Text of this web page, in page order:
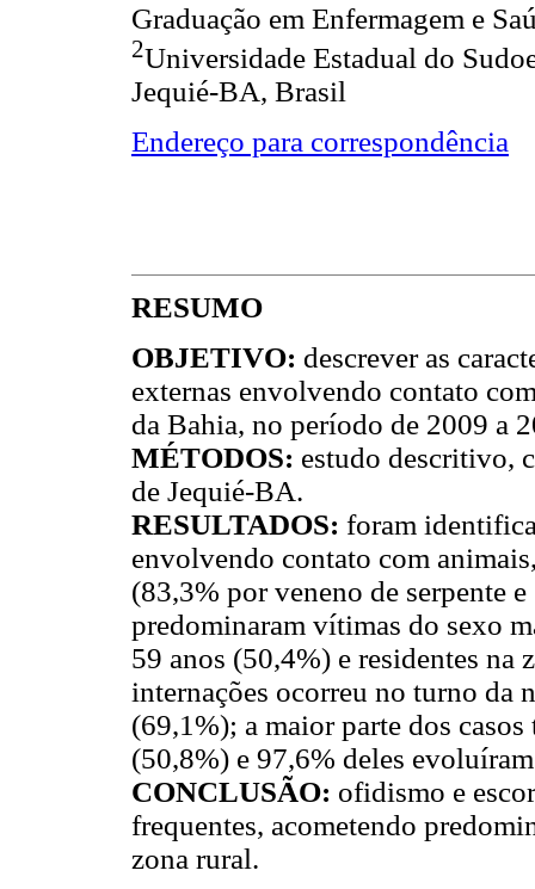
Graduação em Enfermagem e
2Universidade Estadual do
Jequié-BA, Brasil
Endereço para correspondência
RESUMO
OBJETIVO: descrever as
externas envolvendo contato
da Bahia, no período de 2009 a
MÉTODOS: estudo descritivo,
de Jequié-BA.
RESULTADOS: foram
envolvendo contato com
(83,3% por veneno de serpente
predominaram vítimas do sexo
59 anos (50,4%) e residentes na
internações ocorreu no turno da
(69,1%); a maior parte dos
(50,8%) e 97,6% deles
CONCLUSÃO: ofidismo e
frequentes, acometendo
zona rural.